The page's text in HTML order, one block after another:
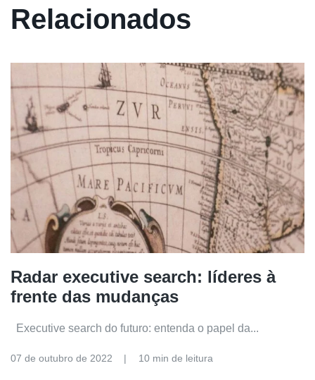
Relacionados
Radar executive search: líderes à
frente das mudanças
Executive search do futuro: entenda o papel da...
07 de outubro de 2022 10 min de leitura